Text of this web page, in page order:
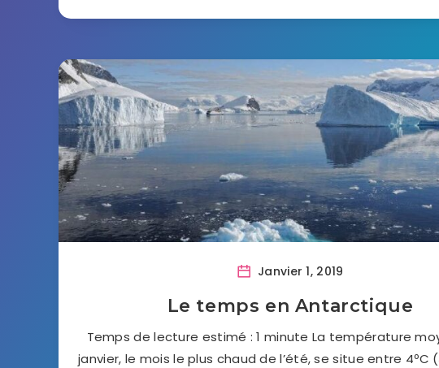
Janvier 1, 2019
Le temps en Antarctique
Temps de lecture estimé : 1 minute La température
janvier, le mois le plus chaud de l’été, se situe entre 4ºC